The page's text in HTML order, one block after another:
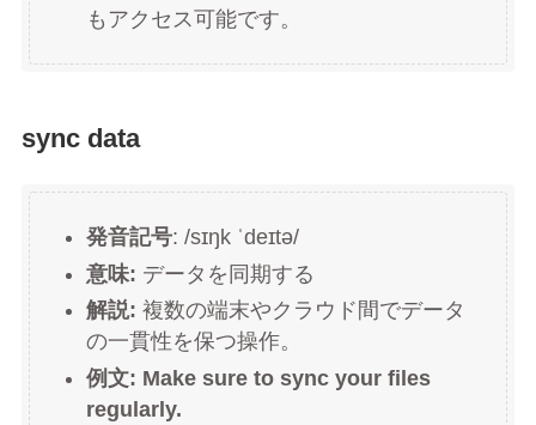
もアクセス可能です。
sync data
発音記号: /sɪŋk ˈdeɪtə/
意味: データを同期する
解説: 複数の端末やクラウド間でデータ
の一貫性を保つ操作。
例文: Make sure to sync your files
regularly.